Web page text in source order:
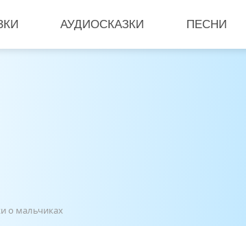
АУДИОСКАЗКИ ПЕСНИ
о мальчиках